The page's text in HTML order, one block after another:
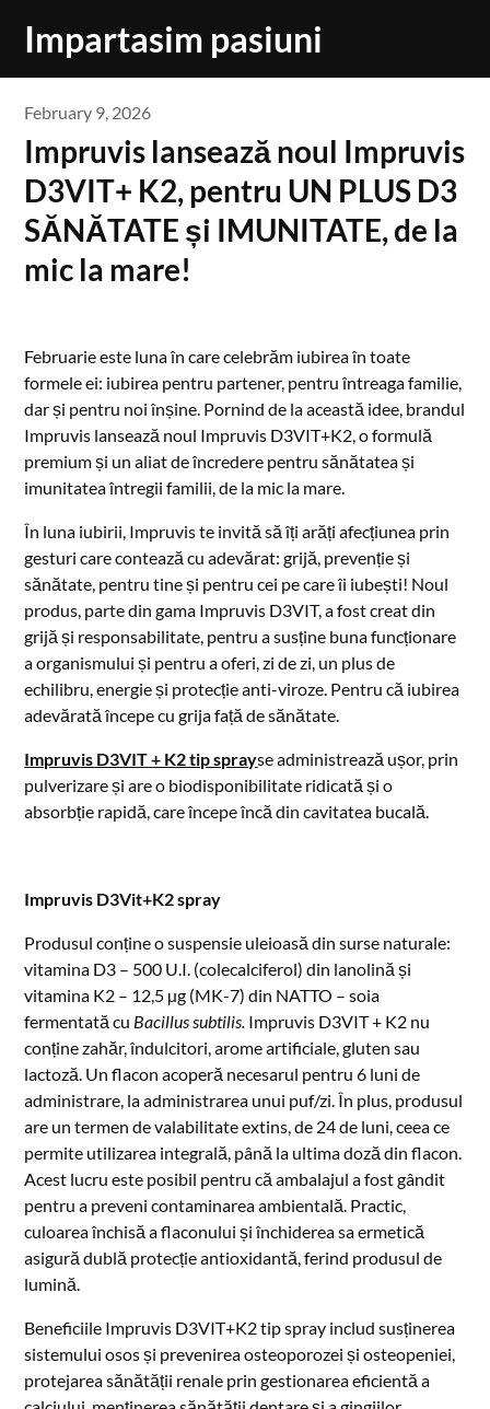
Impartasim pasiuni
February 9, 2026
Impruvis lansează noul Impruvis
D3VIT+ K2, pentru UN PLUS D3
SĂNĂTATE și IMUNITATE, de la
mic la mare!
Februarie este luna în care celebrăm iubirea în toate
formele ei: iubirea pentru partener, pentru întreaga familie,
dar și pentru noi înșine. Pornind de la această idee, brandul
Impruvis lansează noul Impruvis D3VIT+K2, o formulă
premium și un aliat de încredere pentru sănătatea și
imunitatea întregii familii, de la mic la mare.
În luna iubirii, Impruvis te invită să îți arăți afecțiunea prin
gesturi care contează cu adevărat: grijă, prevenție și
sănătate, pentru tine și pentru cei pe care îi iubești! Noul
produs, parte din gama Impruvis D3VIT, a fost creat din
grijă și responsabilitate, pentru a susține buna funcționare
a organismului și pentru a oferi, zi de zi, un plus de
echilibru, energie și protecție anti-viroze. Pentru că iubirea
adevărată începe cu grija față de sănătate.
Impruvis D3VIT + K2 tip sprayse administrează ușor, prin
pulverizare și are o biodisponibilitate ridicată și o
absorbție rapidă, care începe încă din cavitatea bucală.
Impruvis D3Vit+K2 spray
Produsul conține o suspensie uleioasă din surse naturale:
vitamina D3 – 500 U.I. (colecalciferol) din lanolină și
vitamina K2 – 12,5 µg (MK-7) din NATTO – soia
fermentată cu Bacillus subtilis. Impruvis D3VIT + K2 nu
conține zahăr, îndulcitori, arome artificiale, gluten sau
lactoză. Un flacon acoperă necesarul pentru 6 luni de
administrare, la administrarea unui puf/zi. În plus, produsul
are un termen de valabilitate extins, de 24 de luni, ceea ce
permite utilizarea integrală, până la ultima doză din flacon.
Acest lucru este posibil pentru că ambalajul a fost gândit
pentru a preveni contaminarea ambientală. Practic,
culoarea închisă a flaconului și închiderea sa ermetică
asigură dublă protecție antioxidantă, ferind produsul de
lumină.
Beneficiile Impruvis D3VIT+K2 tip spray includ susținerea
sistemului osos și prevenirea osteoporozei și osteopeniei,
protejarea sănătății renale prin gestionarea eficientă a